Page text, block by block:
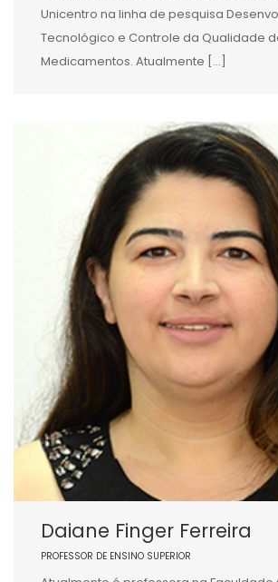
Unicentro na linha de pesquisa
Tecnológico e Controle da Qualidade
Medicamentos. Atualmente […]
Daiane Finger Ferreira
PROFESSOR DE ENSINO SUPERIOR